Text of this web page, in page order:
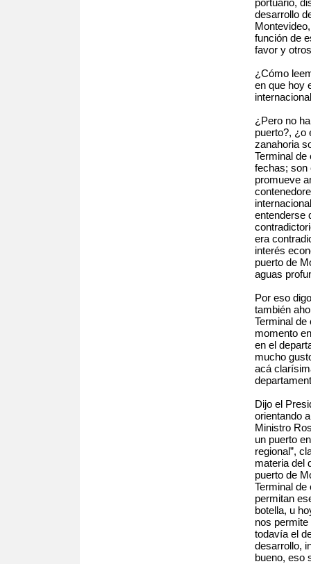
portuario,
desarrollo
función de
favor y
¿Cómo
en que hoy
¿Pero no
puerto?, ¿o
zanahoria
Terminal
fechas; son
promueve
entenderse
era
interés
puerto de
aguas
Por eso
también
Terminal
momento
en el
mucho
acá
Dijo el
orientando
Ministro
un puerto
regional”,
materia del
puerto de
Terminal
permitan
botella, u
nos
todavía el
desarrollo,
bueno, eso